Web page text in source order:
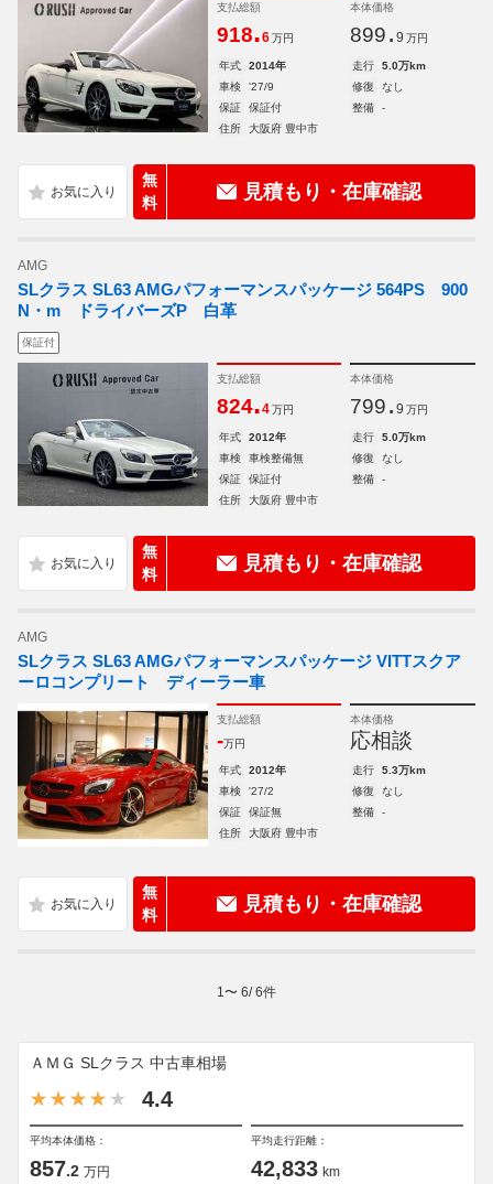
支払総額
918.6 万円
本体価格
899. 9 万円
年式 2014年 走行
5.0万km
車検
'27/9 修復
なし
保証
保証付 整備
-
住所
大阪府 豊中市
無
料
見積もり・在庫確認
AMG
SLクラス SL63 AMGパフォーマンスパッケージ 564PS 900
N・m ドライバーズP 白革
保証付
支払総額
824.4 万円
本体価格
799. 9 万円
年式 2012年 走行
5.0万km
車検
車検整備無 修復
なし
保証
保証付 整備
-
住所
大阪府 豊中市
無
料
見積もり・在庫確認
AMG
SLクラス SL63 AMGパフォーマンスパッケージ VITTスクア
ーロコンプリート ディーラー車
支払総額
-万円
本体価格
応相談
年式 2012年 走行
5.3万km
車検
'27/2 修復
なし
保証
保証無 整備
-
住所
大阪府 豊中市
無
料
見積もり・在庫確認
1 〜 6/6件
ＡＭＧ SLクラス 中古車相場
4.4
平均本体価格：
857.2 万円
平均走行距離：
42,833 km